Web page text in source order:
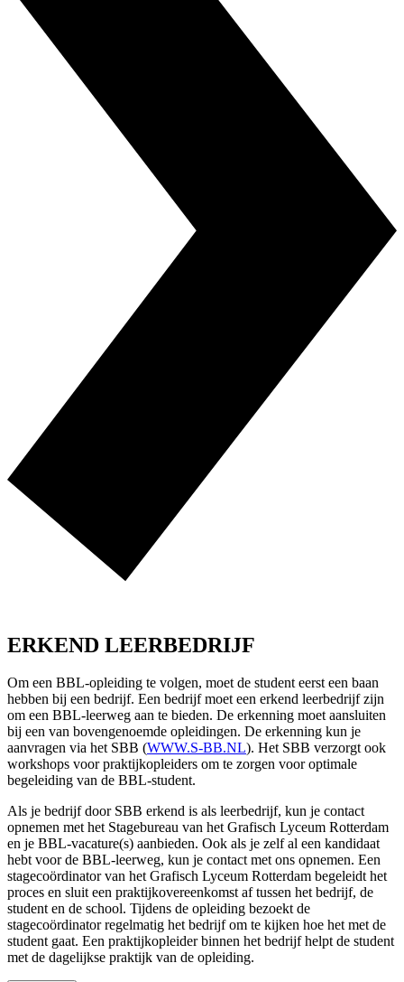
ERKEND LEERBEDRIJF
Om een BBL-opleiding te volgen, moet de student eerst een baan
hebben bij een bedrijf. Een bedrijf moet een erkend leerbedrijf zijn
om een BBL-leerweg aan te bieden. De erkenning moet aansluiten
bij een van bovengenoemde opleidingen. De erkenning kun je
aanvragen via het SBB (WWW.S-BB.NL). Het SBB verzorgt ook
workshops voor praktijkopleiders om te zorgen voor optimale
begeleiding van de BBL-student.
Als je bedrijf door SBB erkend is als leerbedrijf, kun je contact
opnemen met het Stagebureau van het Grafisch Lyceum Rotterdam
en je BBL-vacature(s) aanbieden. Ook als je zelf al een kandidaat
hebt voor de BBL-leerweg, kun je contact met ons opnemen. Een
stagecoördinator van het Grafisch Lyceum Rotterdam begeleidt het
proces en sluit een praktijkovereenkomst af tussen het bedrijf, de
student en de school. Tijdens de opleiding bezoekt de
stagecoördinator regelmatig het bedrijf om te kijken hoe het met de
student gaat. Een praktijkopleider binnen het bedrijf helpt de student
met de dagelijkse praktijk van de opleiding.